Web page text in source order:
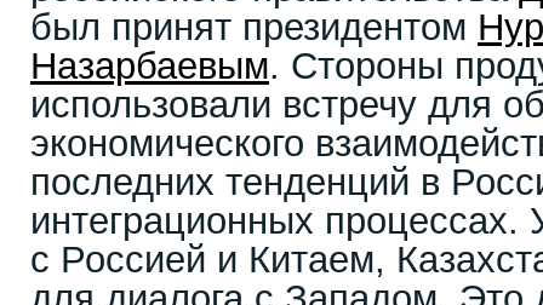
был принят президентом
Назарбаевым. Стороны
использовали встречу для
экономического
последних тенденций в
интеграционных процессах.
с Россией и Китаем,